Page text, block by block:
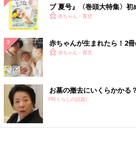
ブ 夏号』〈巻頭大特集〉
く！ おっぱい・ミルクの基
赤ちゃん・育児
赤ちゃんが生まれたら！2冊
赤ちゃん・育児
お墓の撤去にいくらかかる
PR(くらしの話題)